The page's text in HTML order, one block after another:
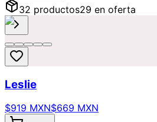
32 productos29 en oferta
Leslie
$919 MXN$669 MXN